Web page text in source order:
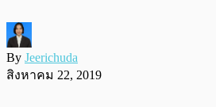
By Jeerichuda
สิงหาคม 22, 2019